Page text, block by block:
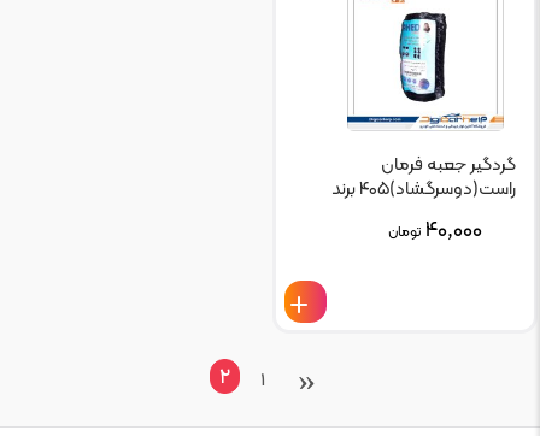
گردگیر جعبه فرمان
راست(دوسرگشاد)۴۰۵ برند
۴۰,۰۰۰ تومان
1
2